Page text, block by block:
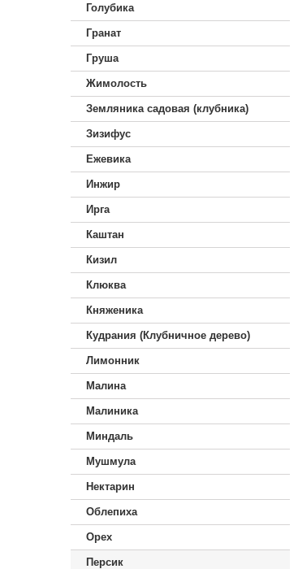
Голубика
Гранат
Груша
Жимолость
Земляника садовая (клубника)
Зизифус
Ежевика
Инжир
Ирга
Каштан
Кизил
Клюква
Княженика
Кудрания (Клубничное дерево)
Лимонник
Малина
Малиника
Миндаль
Мушмула
Нектарин
Облепиха
Орех
Персик